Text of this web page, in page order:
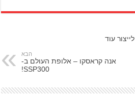
הונדה: הסופר קאב 125 לייצור עוד
הבא
אנה קראסקו – אלופת העולם ב-
SSP300!